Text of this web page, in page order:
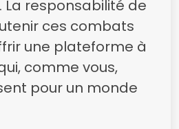
La responsabilité de
ces combats
une plateforme à
comme vous,
pour un monde